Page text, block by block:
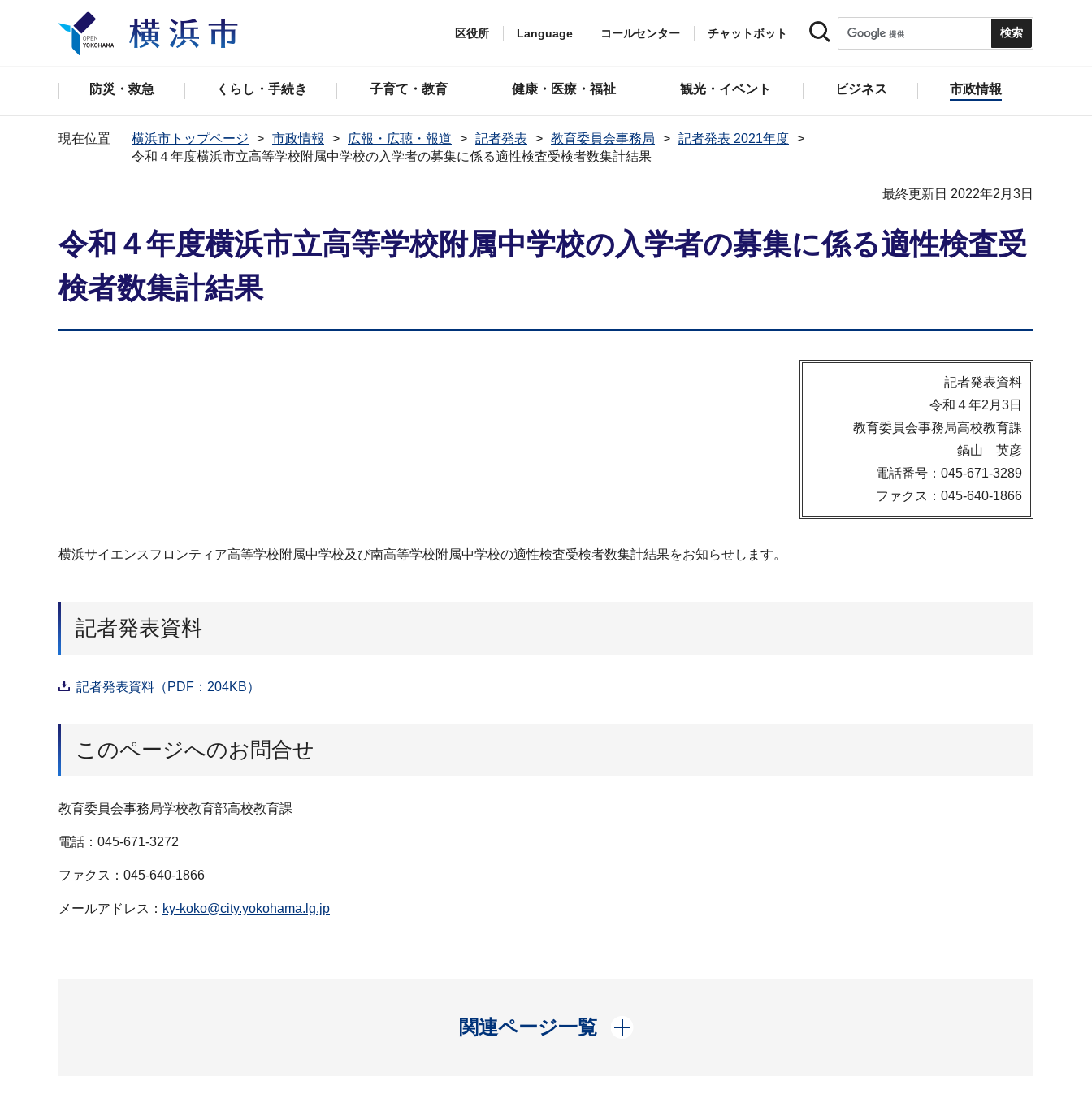
区役所 Language コールセンター チャットボット
防災・救急 くらし・手続き 子育て・教育 健康・医療・福祉 観光・イベント ビジネス 市政情報
現在位置 横浜市トップページ 市政情報 広報・広聴・報道 記者発表 教育委員会事務局
記者発表 2021年度
令和４年度横浜市立高等学校附属中学校の入学者の募集に係る適性検査受検者数集計結果
最終更新日 2022年2月3日
令和４年度横浜市立高等学校附属中学校の入学者の募集に係る適性検査受
検者数集計結果
記者発表資料
令和４年2月3日
教育委員会事務局高校教育課
鍋山 英彦
電話番号：045-671-3289
ファクス：045-640-1866
横浜サイエンスフロンティア高等学校附属中学校及び南高等学校附属中学校の適性検査受検者数集計結果をお知らせします。
記者発表資料
記者発表資料（PDF：204KB）
このページへのお問合せ
教育委員会事務局学校教育部高校教育課
電話：045-671-3272
ファクス：045-640-1866
メールアドレス： ky-koko@city.yokohama.lg.jp
関連ページ一覧
開く